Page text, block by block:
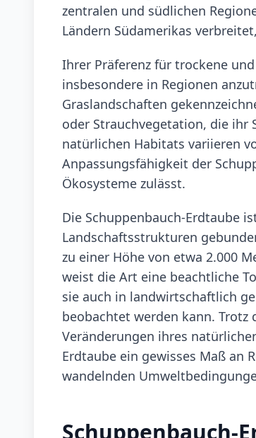
zentralen und südlichen
Ländern Südamerikas
Ihrer Präferenz für trockene
insbesondere in Regionen
Graslandschaften
oder Strauchvegetation, die ihr
natürlichen Habitats variieren
Anpassungsfähigkeit der
Ökosysteme zulässt.
Die Schuppenbauch-Erdtaube
Landschaftsstrukturen
zu einer Höhe von etwa 2.000
weist die Art eine beachtliche
sie auch in landwirtschaftlich
beobachtet werden kann.
Veränderungen ihres
Erdtaube ein gewisses Maß an
wandelnden
Schuppenbauch-